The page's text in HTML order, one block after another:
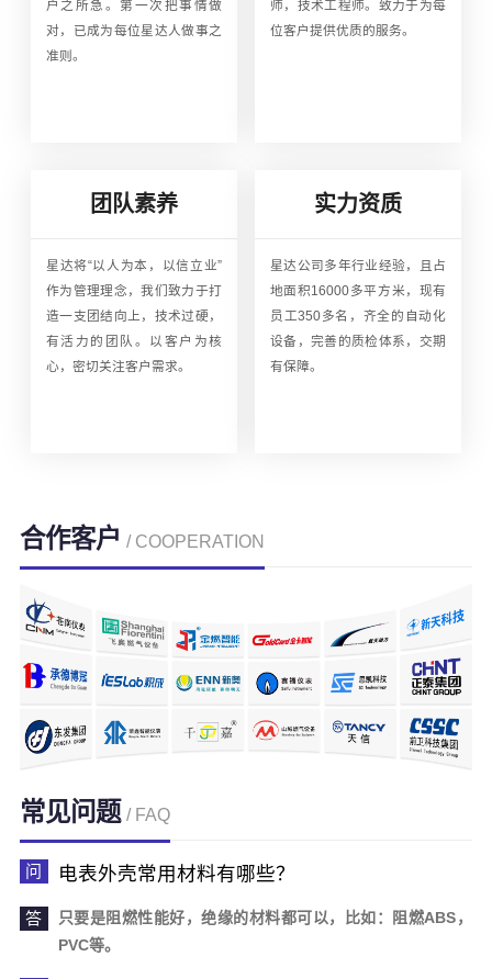
户之所急。第一次把事情做
对，已成为每位星达人做事之
准则。
师，技术工程师。致力于为每
位客户提供优质的服务。
团队素养
星达将“以人为本，以信立业”
作为管理理念，我们致力于打
造一支团结向上，技术过硬，
有活力的团队。以客户为核
心，密切关注客户需求。
实力资质
星达公司多年行业经验，且占
地面积16000多平方米，现有
员工350多名，齐全的自动化
设备，完善的质检体系，交期
有保障。
合作客户 / COOPERATION
常见问题 / FAQ
电表外壳常用材料有哪些？
只要是阻燃性能好，绝缘的材料都可以，比如：阻燃ABS，
PVC等。